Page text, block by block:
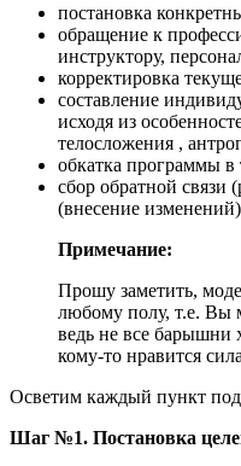
постановка
обращение к
инструктору,
корректировка
составление
исходя из
телосложения ,
обкатка программы в
сбор обратной связи
(внесение
Примечание:
Прошу заметить,
любому полу, т.е. Вы
ведь не все барышни
кому-то нравится
Осветим каждый пункт
Шаг №1. Постановка